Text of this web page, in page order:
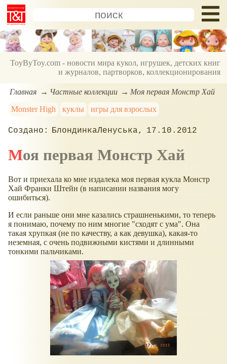
ToyByToy.com - новости мира кукол, игрушек, детских книг
и журналов, партворков, коллекционирования
Главная Частные коллекции
Моя первая Монстр Хай
Monster High
куклы игры для взрослых
БлондинкаЛенуська 17.10.2012
Моя первая Монстр Хай
Вот и приехала ко мне издалека моя первая кукла Монстр
Хай Франки Штейн (в написании названия могу
ошибиться).
И если раньше они мне казались страшненькими, то теперь
я понимаю, почему по ним многие "сходят с ума". Она
такая хрупкая (не по качеству, а как девушка), какая-то
неземная, с очень подвижными кистями и длинными
тонкими пальчиками.